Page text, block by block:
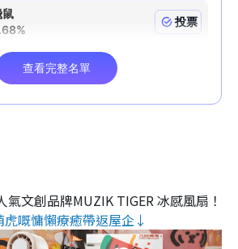
氣文創品牌MUZIK TIGER 冰感風扇！
嘅慵懶療癒帶返屋企↓